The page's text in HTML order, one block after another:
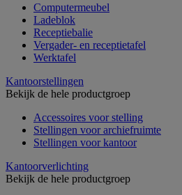
Computermeubel
Ladeblok
Receptiebalie
Vergader- en receptietafel
Werktafel
Kantoorstellingen
Bekijk de hele productgroep
Accessoires voor stelling
Stellingen voor archiefruimte
Stellingen voor kantoor
Kantoorverlichting
Bekijk de hele productgroep